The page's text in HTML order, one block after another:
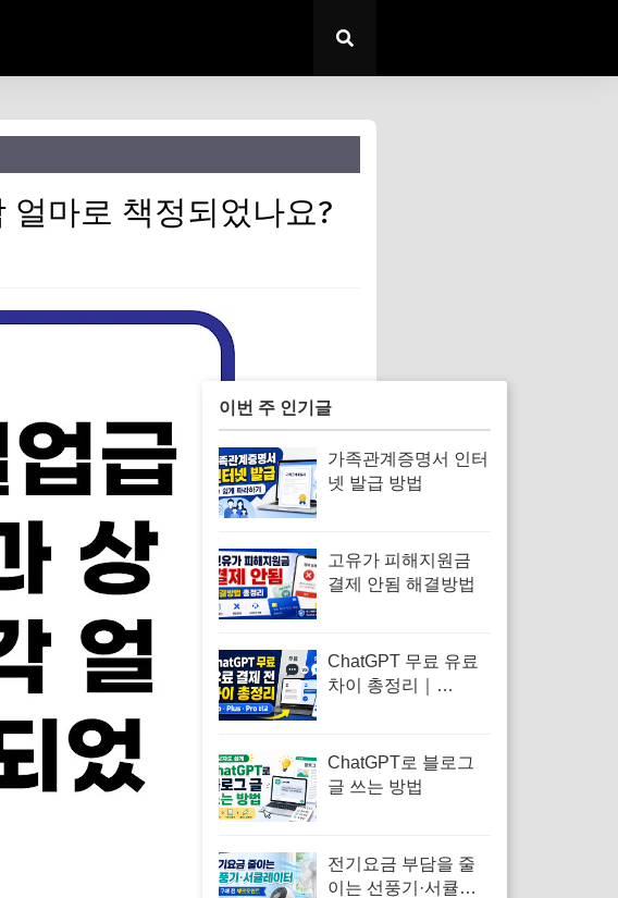
얼마로 책정되었나요?
이번 주 인기글
가족관계증명서 인터
넷 발급 방법
고유가 피해지원금
결제 안됨 해결방법
ChatGPT 무료 유료
차이 총정리｜
ChatGPT로 블로그
글 쓰는 방법
전기요금 부담을 줄
이는 선풍기·서큘레